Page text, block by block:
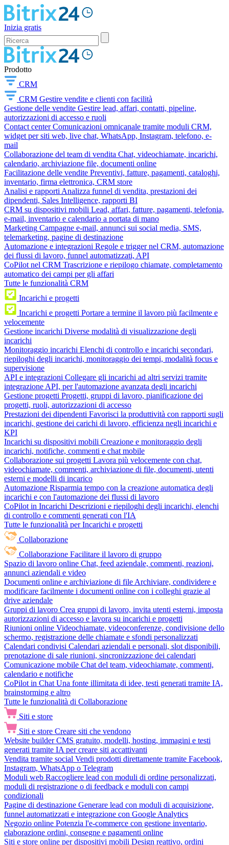
Inizia gratis
Prodotto
CRM
CRM Gestire vendite e clienti con facilità
Gestione delle vendite Gestire lead, affari, contatti, pipeline,
autorizzazioni di accesso e ruoli
Contact center Comunicazioni omnicanale tramite moduli CRM,
widget per siti web, live chat, WhatsApp, Instagram, telefono, e-
mail
Collaborazione del team di vendita Chat, videochiamate, incarichi,
calendario, archiviazione file, documenti online
Facilitazione delle vendite Preventivi, fatture, pagamenti, cataloghi,
inventario, firma elettronica, CRM store
Analisi e rapporti Analizza funnel di vendita, prestazioni dei
dipendenti, Sales Intelligence, rapporti BI
CRM su dispositivi mobili Lead, affari, fatture, pagamenti, telefonia,
e-mail, inventario e calendario a portata di mano
Marketing Campagne e-mail, annunci sui social media, SMS,
telemarketing, pagine di destinazione
Automazione e integrazioni Regole e trigger nel CRM, automazione
dei flussi di lavoro, funnel automatizzati, API
CoPilot nel CRM Trascrizione e riepilogo chiamate, completamento
automatico dei campi per gli affari
Tutte le funzionalità CRM
Incarichi e progetti
Incarichi e progetti Portare a termine il lavoro più facilmente e
velocemente
Gestione incarichi Diverse modalità di visualizzazione degli
incarichi
Monitoraggio incarichi Elenchi di controllo e incarichi secondari,
riepiloghi degli incarichi, monitoraggio dei tempi, modalità focus e
supervisione
API e integrazioni Collegare gli incarichi ad altri servizi tramite
integrazione API, per l'automazione avanzata degli incarichi
Gestione progetti Progetti, gruppi di lavoro, pianificazione dei
progetti, ruoli, autorizzazioni di accesso
Prestazioni dei dipendenti Favorisci la produttività con rapporti sugli
incarichi, gestione dei carichi di lavoro, efficienza negli incarichi e
KPI
Incarichi su dispositivi mobili Creazione e monitoraggio degli
incarichi, notifiche, commenti e chat mobile
Collaborazione sui progetti Lavora più velocemente con chat,
videochiamate, commenti, archiviazione di file, documenti, utenti
esterni e modelli di incarico
Automazione Risparmia tempo con la creazione automatica degli
incarichi e con l'automazione dei flussi di lavoro
CoPilot in Incarichi Descrizioni e riepiloghi degli incarichi, elenchi
di controllo e commenti generati con l'IA
Tutte le funzionalità per Incarichi e progetti
Collaborazione
Collaborazione Facilitare il lavoro di gruppo
Spazio di lavoro online Chat, feed aziendale, commenti, reazioni,
annunci aziendali e video
Documenti online e archiviazione di file Archiviare, condividere e
modificare facilmente i documenti online con i colleghi grazie al
drive aziendale
Gruppi di lavoro Crea gruppi di lavoro, invita utenti esterni, imposta
autorizzazioni di accesso e lavora su incarichi e progetti
Riunioni online Videochiamate, videoconferenze, condivisione dello
schermo, registrazione delle chiamate e sfondi personalizzati
Calendari condivisi Calendari aziendali e personali, slot disponibili,
prenotazione di sale riunioni, sincronizzazione dei calendari
Comunicazione mobile Chat del team, videochiamate, commenti,
calendario e notifiche
CoPilot in Chat Una fonte illimitata di idee, testi generati tramite IA,
brainstorming e altro
Tutte le funzionalità di Collaborazione
Siti e store
Siti e store Creare siti che vendono
Website builder CMS gratuito, modelli, hosting, immagini e testi
generati tramite IA per creare siti accattivanti
Vendita tramite social Vendi prodotti direttamente tramite Facebook,
Instagram, WhatsApp o Telegram
Moduli web Raccogliere lead con moduli di ordine personalizzati,
moduli di registrazione o di feedback e moduli con campi
condizionali
Pagine di destinazione Generare lead con moduli di acquisizione,
funnel automatizzati e integrazione con Google Analytics
Negozio online Potenzia l'e-commerce con gestione inventario,
elaborazione ordini, consegne e pagamenti online
Siti e store online per dispositivi mobili Design reattivo, ordini